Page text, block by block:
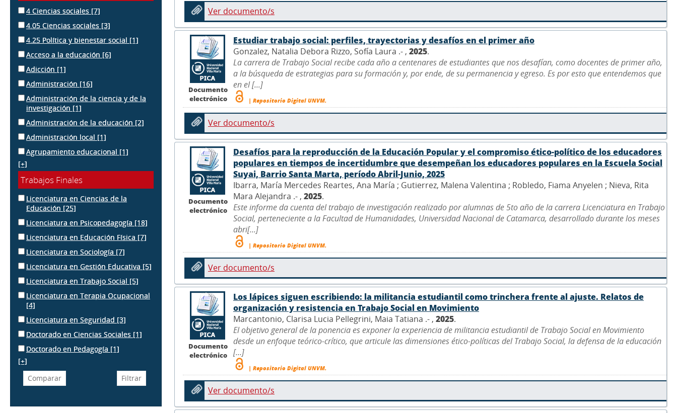
4 Ciencias sociales [7]
4.05 Ciencias sociales [3]
4.25 Política y bienestar social [1]
Acceso a la educación [6]
Adicción [1]
Administración [16]
Administración de la ciencia y de la
investigación [1]
Administración de la educación [2]
Administración local [1]
Agrupamiento educacional [1]
[+]
Trabajos Finales
Licenciatura en Ciencias de la
Educación [25]
Licenciatura en Psicopedagogía [18]
Licenciatura en Educación Física [7]
Licenciatura en Sociología [7]
Licenciatura en Gestión Educativa [5]
Licenciatura en Trabajo Social [5]
Licenciatura en Terapia Ocupacional
[4]
Licenciatura en Seguridad [3]
Doctorado en Ciencias Sociales [1]
Doctorado en Pedagogía [1]
[+]
Ver documento/s
Documento
electrónico
Estudiar trabajo social: perfiles, trayectorias y desafíos en el primer año
Gonzalez, Natalia Debora Rizzo, Sofía Laura .- , 2025.
La carrera de Trabajo Social recibe cada año a centenares de estudiantes que nos desafían, como docentes de primer año,
a la búsqueda de estrategias para su formación y, por ende, de su permanencia y egreso. Es por esto que entendemos que
en el [...]
| Repositorio Digital UNVM.
Ver documento/s
Documento
electrónico
Desafíos para la reproducción de la Educación Popular y el compromiso ético-político de los educadores
populares en tiempos de incertidumbre que desempeñan los educadores populares en la Escuela Social
Suyai, Barrio Santa Marta, período Abril-Junio, 2025
Ibarra, María Mercedes Reartes, Ana María ; Gutierrez, Malena Valentina ; Robledo, Fiama Anyelen ; Nieva, Rita
Mara Alejandra .- , 2025.
Este informe da cuenta del trabajo de investigación realizado por alumnas de 5to año de la carrera Licenciatura en Trabajo
Social, perteneciente a la Facultad de Humanidades, Universidad Nacional de Catamarca, desarrollado durante los meses
abri[...]
| Repositorio Digital UNVM.
Ver documento/s
Documento
electrónico
Los lápices siguen escribiendo: la militancia estudiantil como trinchera frente al ajuste. Relatos de
organización y resistencia en Trabajo Social en Movimiento
Marcantonio, Clarisa Lucia Pellegrini, Maia Tatiana .- , 2025.
El objetivo general de la ponencia es exponer la experiencia de militancia estudiantil de Trabajo Social en Movimiento
desde un enfoque teórico-crítico, que articule las dimensiones ético-políticas del Trabajo Social, la defensa de la educación
[...]
| Repositorio Digital UNVM.
Ver documento/s